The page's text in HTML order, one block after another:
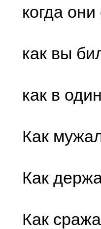
когда
как вы
как в
Как
Как
Как